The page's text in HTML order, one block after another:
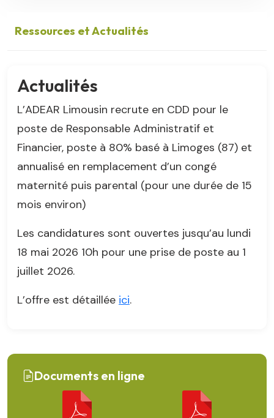
Ressources et Actualités
Actualités
L’ADEAR Limousin recrute en CDD pour le
poste de Responsable Administratif et
Financier, poste à 80% basé à Limoges (87) et
annualisé en remplacement d’un congé
maternité puis parental (pour une durée de 15
mois environ)
Les candidatures sont ouvertes jusqu’au lundi
18 mai 2026 10h pour une prise de poste au 1
juillet 2026.
L’offre est détaillée ici.
Documents en ligne